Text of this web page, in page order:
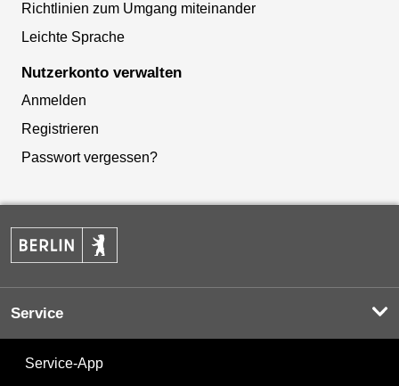
Richtlinien zum Umgang miteinander
Leichte Sprache
Nutzerkonto verwalten
Anmelden
Registrieren
Passwort vergessen?
Service
Service-App